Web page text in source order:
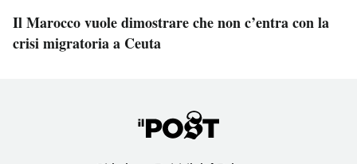
Il Marocco vuole dimostrare che non c’entra con la
crisi migratoria a Ceuta